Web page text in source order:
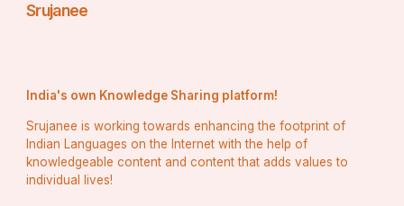
Srujanee
India's own Knowledge Sharing platform!
Srujanee is working towards enhancing the footprint of
Indian Languages on the Internet with the help of
knowledgeable content and content that adds values to
individual lives!